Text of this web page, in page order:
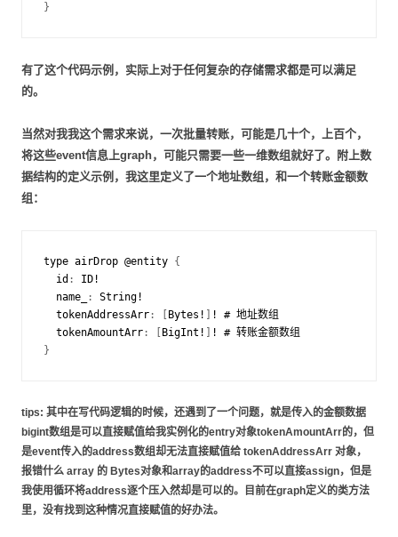
}
有了这个代码示例，实际上对于任何复杂的存储需求都是可以满足
的。
当然对我我这个需求来说，一次批量转账，可能是几十个，上百个，
将这些event信息上graph，可能只需要一些一维数组就好了。附上数
据结构的定义示例，我这里定义了一个地址数组，和一个转账金额数
组：
type airDrop @entity {
id : ID !
name_
: String !
tokenAddressArr : Bytes ! ! # 地址数组
tokenAmountArr : BigInt ! ! # 转账金额数组
}
tips: 其中在写代码逻辑的时候，还遇到了一个问题，就是传入的金额数据
bigint数组是可以直接赋值给我实例化的entry对象tokenAmountArr的，但
是event传入的address数组却无法直接赋值给 tokenAddressArr 对象，
报错什么 array 的 Bytes对象和array的address不可以直接assign，但是
我使用循环将address逐个压入然却是可以的。目前在graph定义的类方法
里，没有找到这种情况直接赋值的好办法。